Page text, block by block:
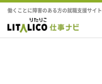
働くことに障害のある方の就職支援サイト